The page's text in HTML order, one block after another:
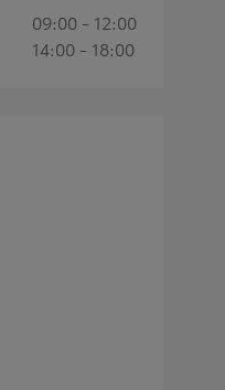
09:00 - 12:00
14:00 - 18:00